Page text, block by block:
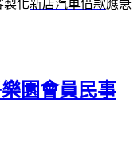
製化新店汽車借款應急
園會員民事